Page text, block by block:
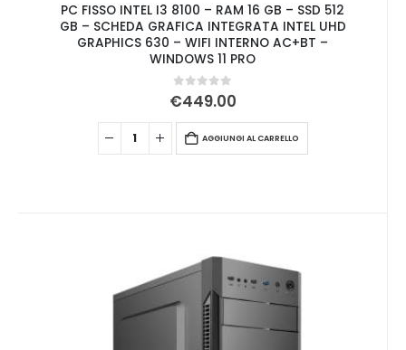
PC FISSO INTEL I3 8100 – RAM 16 GB – SSD 512
GB – SCHEDA GRAFICA INTEGRATA INTEL UHD
GRAPHICS 630 – WIFI INTERNO AC+BT –
WINDOWS 11 PRO
0 Su 5
€449.00
AGGIUNGI AL CARRELLO